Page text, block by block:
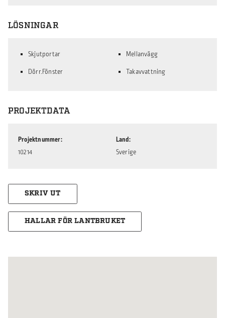
LÖSNINGAR
Skjutportar
Dörr.Fönster
Mellanvägg
Takavvattning
PROJEKTDATA
Projektnummer
10214
Land
Sverige
SKRIV UT
HALLAR FÖR LANTBRUKET